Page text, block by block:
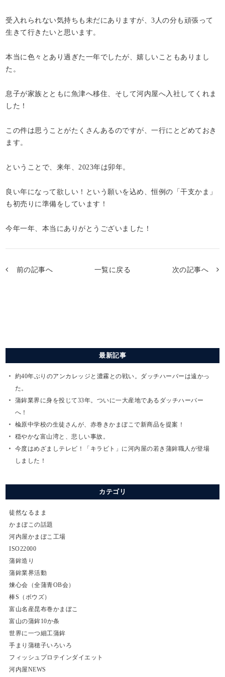
受入れられない気持ちも未だにありますが、3人の分も頑張って
生きて行きたいと思います。
本当に色々とあり過ぎた一年でしたが、嬉しいこともありまし
た。
息子が家族とともに魚津へ移住、そして河内屋へ入社してくれま
した！
この件は思うことがたくさんあるのですが、一行にとどめておき
ます。
ということで、来年、2023年は卯年。
良い年になって欲しい！という願いを込め、恒例の「干支かま」
も初売りに準備をしています！
今年一年、本当にありがとうございました！
前の記事へ 一覧に戻る 次の記事へ
最新記事
約40年ぶりのアンカレッジと濃霧との戦い。ダッチハーバーは遠かっ
た。
蒲鉾業界に身を投じて33年。ついに一大産地であるダッチハーバー
へ！
楡原中学校の生徒さんが、赤巻きかまぼこで新商品を提案！
穏やかな富山湾と、悲しい事故。
今度はめざましテレビ！「キラビト」に河内屋の若き蒲鉾職人が登場
しました！
カテゴリ
徒然なるまま
かまぼこの話題
河内屋かまぼこ工場
ISO22000
蒲鉾造り
蒲鉾業界活動
煉心会（全蒲青OB会）
棒S（ボウズ）
富山名産昆布巻かまぼこ
富山の蒲鉾10か条
世界に一つ細工蒲鉾
手まり蒲穂子いろいろ
フィッシュプロテインダイエット
河内屋NEWS